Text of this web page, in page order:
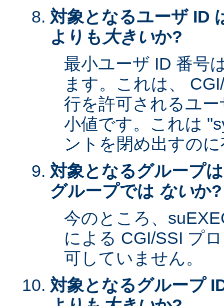
対象となるユーザ ID
よりも 大きいか?
最小ユーザ ID 番号
ます。これは、
行を許可されるユ
小値です。これは
ントを閉め出すの
対象となるグループ
グループでは ないか?
今のところ、
による CGI/SSI プ
可していません。
対象となるグループ